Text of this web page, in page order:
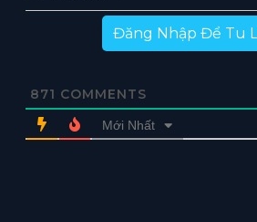
Đăng Nhập Để Tu
871 COMMENTS
Mới Nhất